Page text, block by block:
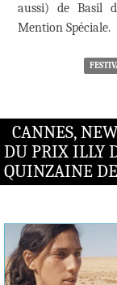
aussi) de Basil
Mention Spéciale.
CANNES,
DU PRIX ILLY
QUINZAINE